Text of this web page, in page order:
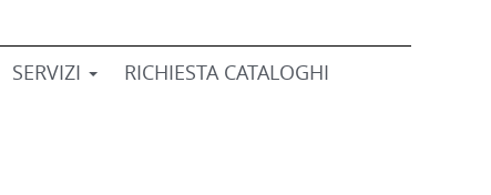
SERVIZI RICHIESTA CATALOGHI